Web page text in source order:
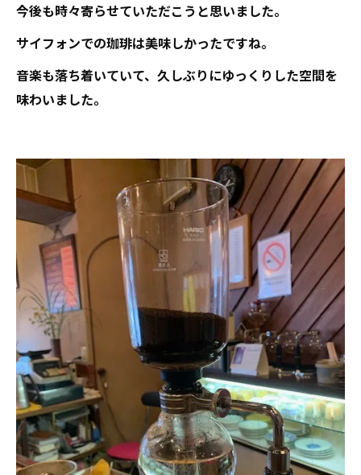
今後も時々寄らせていただこうと思いました。
サイフォンでの珈琲は美味しかったですね。
音楽も落ち着いていて、久しぶりにゆっくりした空間を
味わいました。